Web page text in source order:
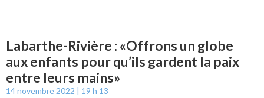
Labarthe-Rivière : «Offrons un globe
aux enfants pour qu’ils gardent la paix
entre leurs mains»
14 novembre 2022 19 h 13